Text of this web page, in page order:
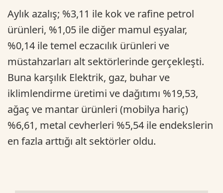
Aylık azalış; %3,11 ile kok ve rafine petrol
ürünleri, %1,05 ile diğer mamul eşyalar,
%0,14 ile temel eczacılık ürünleri ve
müstahzarları alt sektörlerinde gerçekleşti.
Buna karşılık Elektrik, gaz, buhar ve
iklimlendirme üretimi ve dağıtımı %19,53,
ağaç ve mantar ürünleri (mobilya hariç)
%6,61, metal cevherleri %5,54 ile endekslerin
en fazla arttığı alt sektörler oldu.